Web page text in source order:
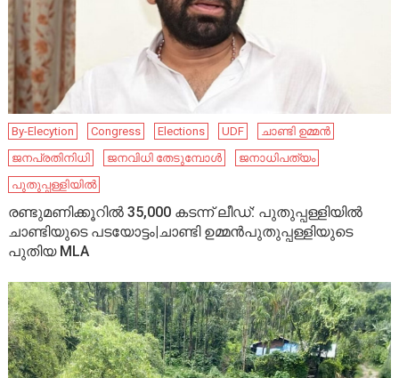
By-Elecytion Congress Elections UDF
ചാണ്ടി ഉമ്മൻ
ജനപ്രതിനിധി
ജനവിധി തേടുമ്പോൾ
ജനാധിപത്യം
പുതുപ്പള്ളിയിൽ
രണ്ടുമണിക്കൂറില്‍ 35,000 കടന്ന് ലീഡ്: പുതുപ്പള്ളിയില്‍
ചാണ്ടിയുടെ പടയോട്ടം|ചാണ്ടി ഉമ്മൻപുതുപ്പള്ളിയുടെ
പുതിയ MLA